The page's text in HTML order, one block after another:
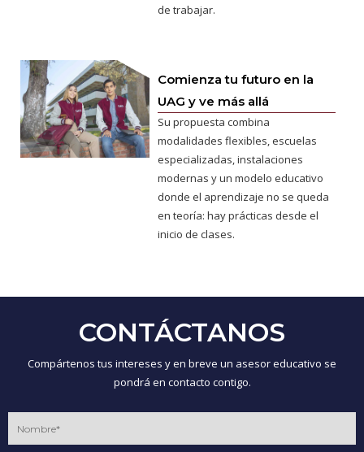
de trabajar.
Comienza tu futuro en la
UAG y ve más allá
Su propuesta combina
modalidades flexibles, escuelas
especializadas, instalaciones
modernas y un modelo educativo
donde el aprendizaje no se queda
en teoría: hay prácticas desde el
inicio de clases.
CONTÁCTANOS
Compártenos tus intereses y en breve un asesor educativo se
pondrá en contacto contigo.